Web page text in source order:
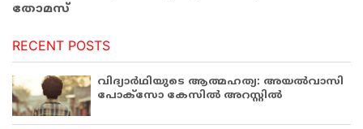
തോമസ്
RECENT POSTS
വിദ്യാർഥിയുടെ ആത്മഹത്യ: അയൽവാസി
പോക്സോ കേസിൽ അറസ്റ്റിൽ